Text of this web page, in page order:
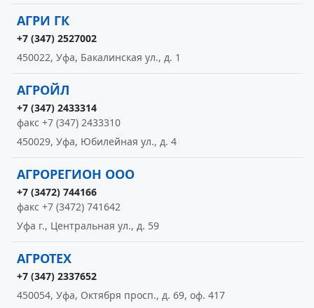
АГРИ ГК
+7 (347) 2527002
450022, Уфа, Бакалинская ул., д. 1
АГРОЙЛ
+7 (347) 2433314
факс +7 (347) 2433310
450029, Уфа, Юбилейная ул., д. 4
АГРОРЕГИОН ООО
+7 (3472) 744166
факс +7 (3472) 741642
Уфа г., Центральная ул., д. 59
АГРОТЕХ
+7 (347) 2337652
450054, Уфа, Октября просп., д. 69, оф. 417